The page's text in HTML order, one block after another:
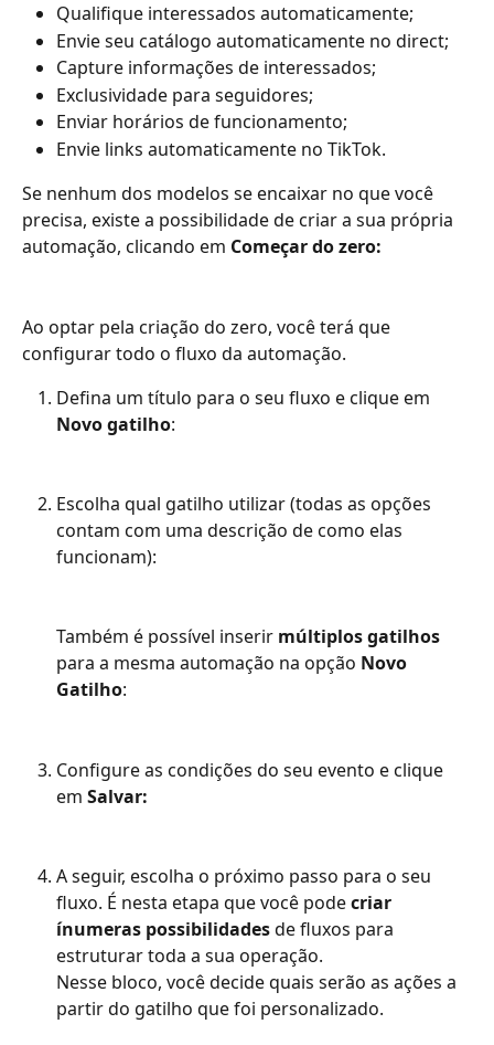
Qualifique interessados automaticamente;
Envie seu catálogo automaticamente no direct;
Capture informações de interessados;
Exclusividade para seguidores;
Enviar horários de funcionamento;
Envie links automaticamente no TikTok.
Se nenhum dos modelos se encaixar no que você
precisa, existe a possibilidade de criar a sua própria
automação, clicando em Começar do zero:
Ao optar pela criação do zero, você terá que
configurar todo o fluxo da automação.
Defina um título para o seu fluxo e clique em
Novo gatilho:
Escolha qual gatilho utilizar (todas as opções
contam com uma descrição de como elas
funcionam):
Também é possível inserir múltiplos gatilhos
para a mesma automação na opção Novo
Gatilho:
Configure as condições do seu evento e clique
em Salvar:
A seguir, escolha o próximo passo para o seu
fluxo. É nesta etapa que você pode criar
ínumeras possibilidades de fluxos para
estruturar toda a sua operação.
Nesse bloco, você decide quais serão as ações a
partir do gatilho que foi personalizado.